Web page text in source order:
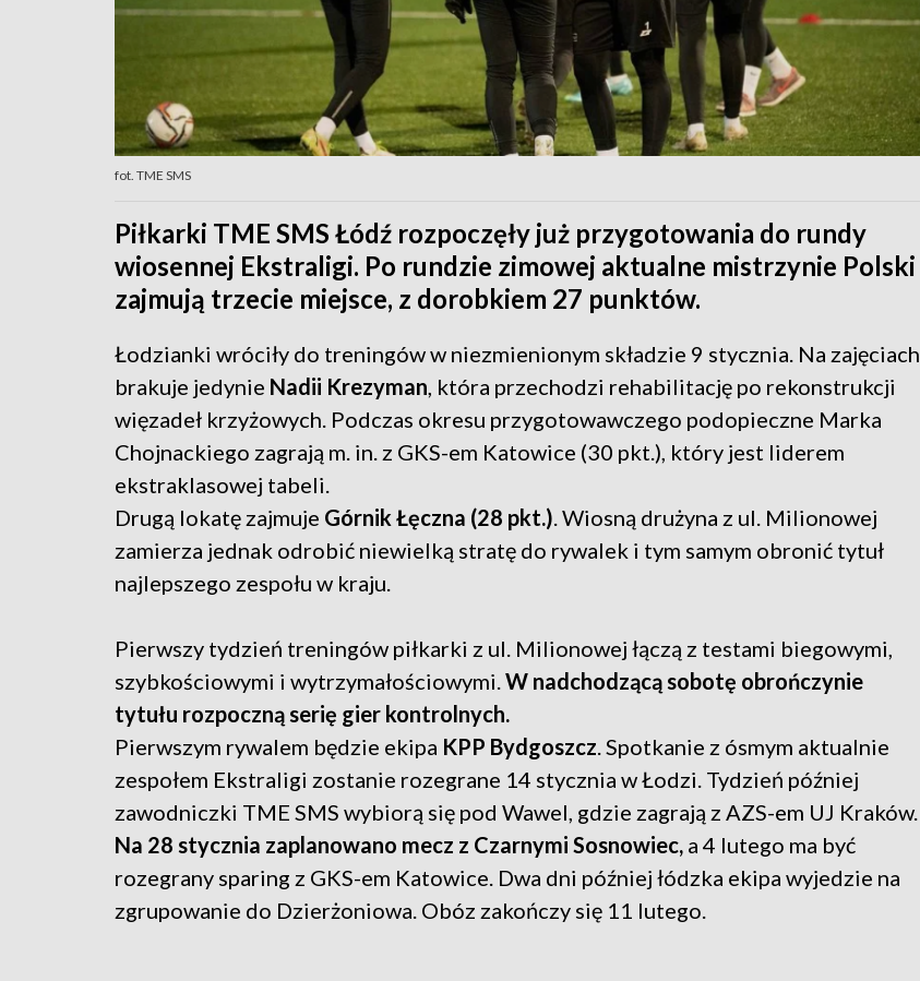
fot. TME SMS
Piłkarki TME SMS Łódź rozpoczęły już przygotowania do rundy
wiosennej Ekstraligi. Po rundzie zimowej aktualne mistrzynie Polski
zajmują trzecie miejsce, z dorobkiem 27 punktów.
Łodzianki wróciły do treningów w niezmienionym składzie 9 stycznia. Na zajęciach
brakuje jedynie Nadii Krezyman, która przechodzi rehabilitację po rekonstrukcji
więzadeł krzyżowych. Podczas okresu przygotowawczego podopieczne Marka
Chojnackiego zagrają m. in. z GKS-em Katowice (30 pkt.), który jest liderem
ekstraklasowej tabeli.
Drugą lokatę zajmuje Górnik Łęczna (28 pkt.). Wiosną drużyna z ul. Milionowej
zamierza jednak odrobić niewielką stratę do rywalek i tym samym obronić tytuł
najlepszego zespołu w kraju.
Pierwszy tydzień treningów piłkarki z ul. Milionowej łączą z testami biegowymi,
szybkościowymi i wytrzymałościowymi.W nadchodzącą sobotę obrończynie
tytułu rozpoczną serię gier kontrolnych.
Pierwszym rywalem będzie ekipa KPP Bydgoszcz. Spotkanie z ósmym aktualnie
zespołem Ekstraligi zostanie rozegrane 14 stycznia w Łodzi. Tydzień później
zawodniczki TME SMS wybiorą się pod Wawel, gdzie zagrają z AZS-em UJ Kraków.
Na 28 stycznia zaplanowano mecz z Czarnymi Sosnowiec, a 4 lutego ma być
rozegrany sparing z GKS-em Katowice. Dwa dni później łódzka ekipa wyjedzie na
zgrupowanie do Dzierżoniowa. Obóz zakończy się 11 lutego.